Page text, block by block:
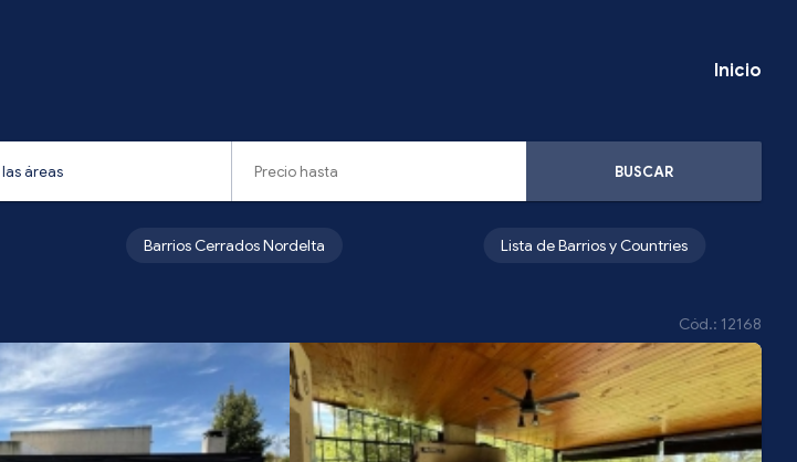
Inicio
BUSCAR
Barrios Cerrados Nordelta Lista de Barrios y Countries
Cód.: 12168